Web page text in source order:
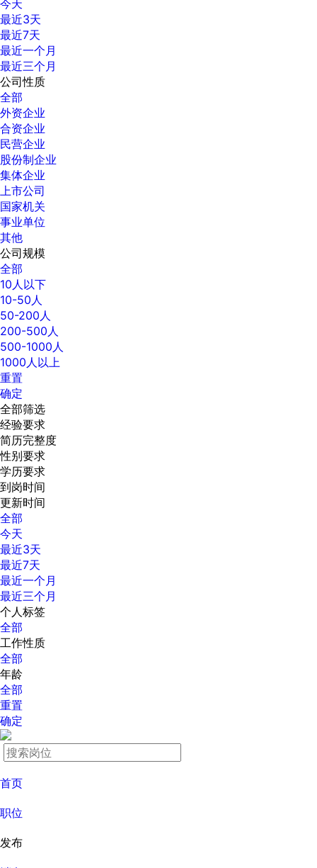
今天
最近3天
最近7天
最近一个月
最近三个月
公司性质
全部
外资企业
合资企业
民营企业
股份制企业
集体企业
上市公司
国家机关
事业单位
其他
公司规模
全部
10人以下
10-50人
50-200人
200-500人
500-1000人
1000人以上
重置
确定
全部筛选
经验要求
简历完整度
性别要求
学历要求
到岗时间
更新时间
全部
今天
最近3天
最近7天
最近一个月
最近三个月
个人标签
全部
工作性质
全部
年龄
全部
重置
确定
首页
职位
发布